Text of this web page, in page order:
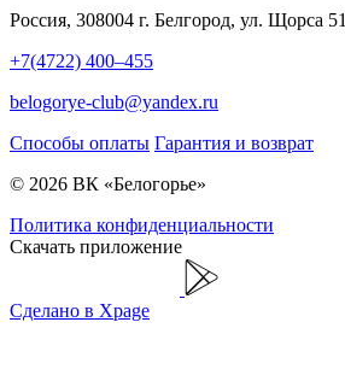
Россия, 308004 г. Белгород, ул. Щорса 51
+7(4722) 400–455
belogorye-club@yandex.ru
Способы оплаты Гарантия и возврат
© 2026 ВК «Белогорье»
Политика конфиденциальности
Скачать приложение
Сделано в Xpage